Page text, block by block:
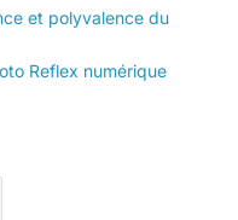
et polyvalence du
Reflex numérique